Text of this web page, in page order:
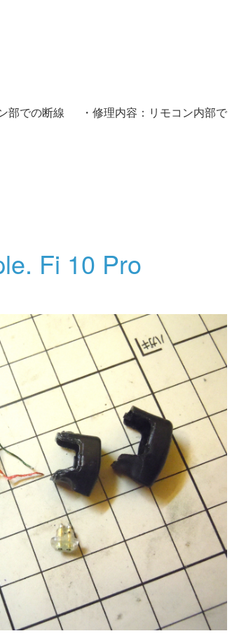
部での断線 ・修理内容：リモコン内部で
Fi 10 Pro